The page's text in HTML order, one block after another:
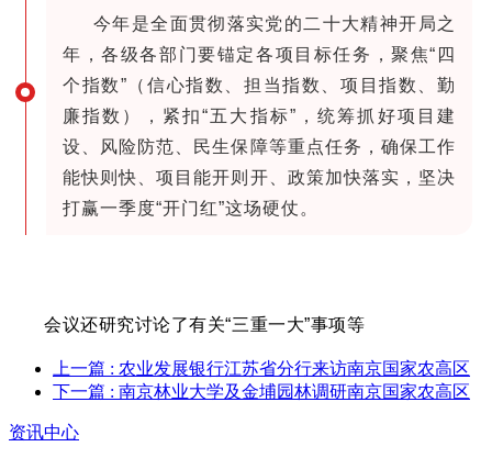
今年是全面贯彻落实党的二十大精神开局之
年，各级各部门要锚定各项目标任务，聚焦“四
个指数”（信心指数、担当指数、项目指数、勤
廉指数），紧扣“五大指标”，统筹抓好项目建
设、风险防范、民生保障等重点任务，确保工作
能快则快、项目能开则开、政策加快落实，坚决
打赢一季度“开门红”这场硬仗。
会议还研究讨论了有关“三重一大”事项等
上一篇 : 农业发展银行江苏省分行来访南京国家农高区
下一篇 : 南京林业大学及金埔园林调研南京国家农高区
资讯中心